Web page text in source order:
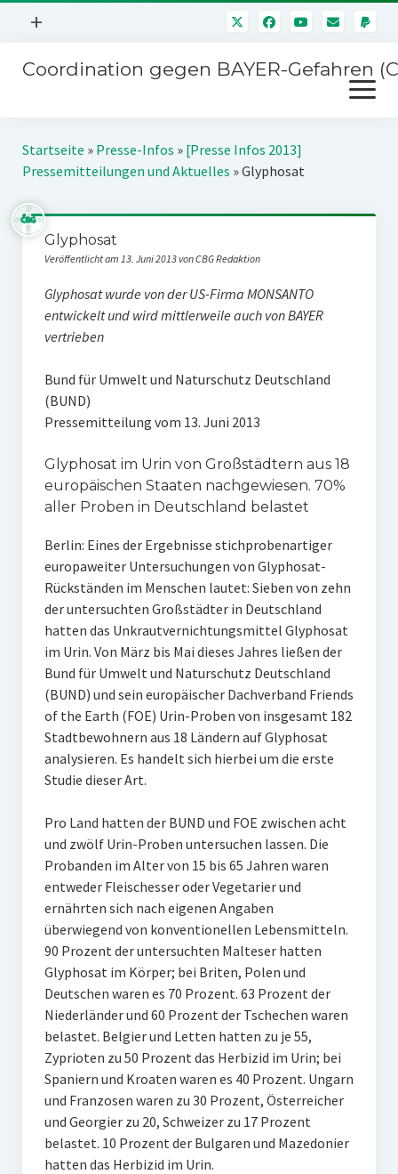
Menü
+
Mitmachen
Über uns
Kontakt
Impressum
Coordination gegen BAYER-Gefahren
Menü
öffnen
Kampagnen
Stichwort BAYER
Jahrestagung
SPENDEN
Startseite » Presse-Infos » [Presse Infos 2013]
Pressemitteilungen und Aktuelles »Glyphosat
Glyphosat
Veröffentlicht am 13. Juni 2013 von CBG Redaktion
Glyphosat wurde von der US-Firma MONSANTO
entwickelt und wird mittlerweile auch von BAYER
vertrieben
Bund für Umwelt und Naturschutz Deutschland
(BUND)
Pressemitteilung vom 13. Juni 2013
Glyphosat im Urin von Großstädtern aus 18
europäischen Staaten nachgewiesen. 70%
aller Proben in Deutschland belastet
Berlin: Eines der Ergebnisse stichprobenartiger
europaweiter Untersuchungen von Glyphosat-
Rückständen im Menschen lautet: Sieben von zehn
der untersuchten Großstädter in Deutschland
hatten das Unkrautvernichtungsmittel Glyphosat
im Urin. Von März bis Mai dieses Jahres ließen der
Bund für Umwelt und Naturschutz Deutschland
(BUND) und sein europäischer Dachverband Friends
of the Earth (FOE) Urin-Proben von insgesamt 182
Stadtbewohnern aus 18 Ländern auf Glyphosat
analysieren. Es handelt sich hierbei um die erste
Studie dieser Art.
Pro Land hatten der BUND und FOE zwischen acht
und zwölf Urin-Proben untersuchen lassen. Die
Probanden im Alter von 15 bis 65 Jahren waren
entweder Fleischesser oder Vegetarier und
ernährten sich nach eigenen Angaben
überwiegend von konventionellen Lebensmitteln.
90 Prozent der untersuchten Malteser hatten
Glyphosat im Körper; bei Briten, Polen und
Deutschen waren es 70 Prozent. 63 Prozent der
Niederländer und 60 Prozent der Tschechen waren
belastet. Belgier und Letten hatten zu je 55,
Zyprioten zu 50 Prozent das Herbizid im Urin; bei
Spaniern und Kroaten waren es 40 Prozent. Ungarn
und Franzosen waren zu 30 Prozent, Österreicher
und Georgier zu 20, Schweizer zu 17 Prozent
belastet. 10 Prozent der Bulgaren und Mazedonier
hatten das Herbizid im Urin.